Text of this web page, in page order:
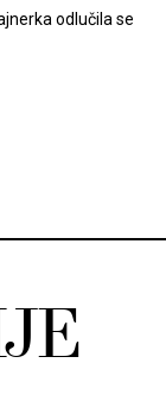
odlučila se